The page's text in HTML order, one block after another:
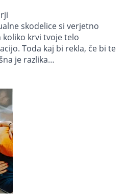
skodelice si verjetno
krvi tvoje telo
Toda kaj bi rekla, če bi te
je razlika…